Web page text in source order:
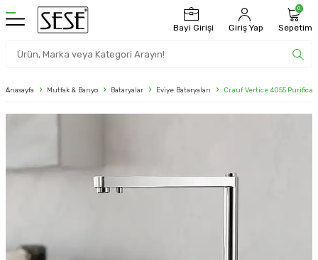
Bayi Girişi Giriş Yap
0
Sepetim
Anasayfa Mutfak & Banyo Bataryalar Eviye Bataryaları Crauf Vertice 4055